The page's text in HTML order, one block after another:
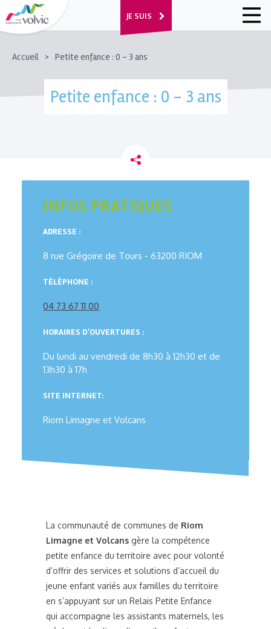
JE SUIS
FIL
D'ARIANE
Accueil Petite enfance : 0 - 3 ans
Petite enfance : 0 - 3 ans
INFOS PRATIQUES
ADRESSE :
8 rue Grégoire de Tours - 63200 RIOM
TÉLÉPHONE :
04 73 67 11 00
HORAIRES D’OUVERTURES :
Du lundi au vendredi de 8h30 à 12h30 et de
13h30 à 17h
SITE INTERNET:
Riom Limagne et Volcans
La communauté de communes de Riom
Limagne et Volcans gère la compétence
petite enfance du territoire avec pour volonté
d’offrir des services et solutions d’accueil du
jeune enfant variés aux familles du territoire
en s’appuyant sur un Relais Petite Enfance
qui accompagne les assistants maternels, les